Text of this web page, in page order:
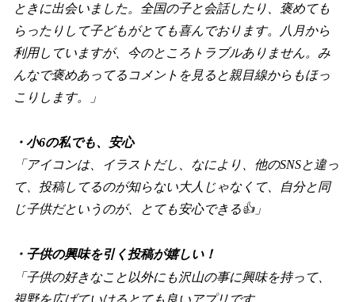
ときに出会いました。全国の子と会話したり、褒めても
らったりして子どもがとても喜んでおります。八月から
利用していますが、今のところトラブルありません。み
んなで褒めあってるコメントを見ると親目線からもほっ
こりします。」
・小6の私でも、安心
「アイコンは、イラストだし、なにより、他のSNSと違っ
て、投稿してるのが知らない大人じゃなくて、自分と同
じ子供だというのが、とても安心できる👍」
・子供の興味を引く投稿が嬉しい！
「子供の好きなこと以外にも沢山の事に興味を持って、
視野を広げていけるとても良いアプリです。